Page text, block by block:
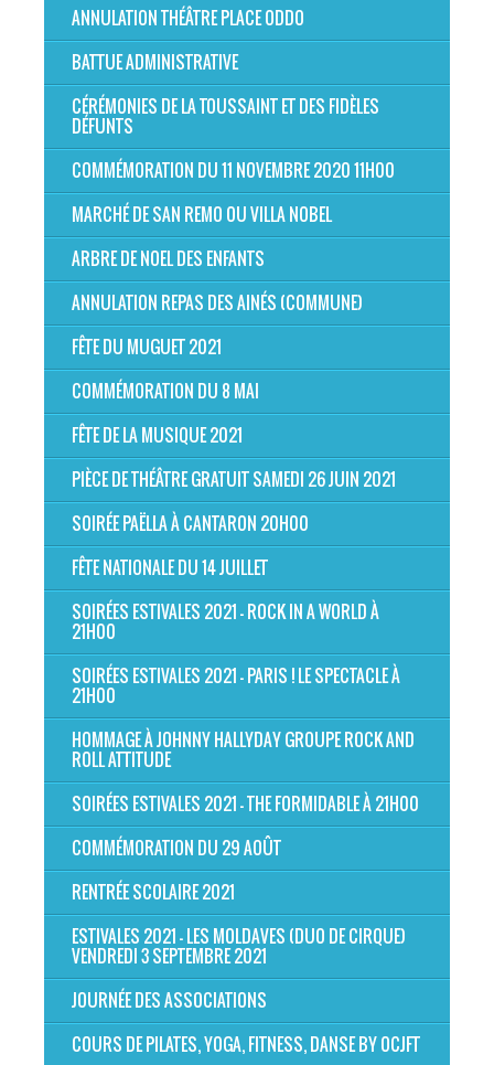
ANNULATION THÉÂTRE PLACE ODDO
BATTUE ADMINISTRATIVE
CÉRÉMONIES DE LA TOUSSAINT ET DES FIDÈLES
DÉFUNTS
COMMÉMORATION DU 11 NOVEMBRE 2020 11H00
MARCHÉ DE SAN REMO OU VILLA NOBEL
ARBRE DE NOEL DES ENFANTS
ANNULATION REPAS DES AINÉS (COMMUNE)
FÊTE DU MUGUET 2021
COMMÉMORATION DU 8 MAI
FÊTE DE LA MUSIQUE 2021
PIÈCE DE THÉÂTRE GRATUIT SAMEDI 26 JUIN 2021
SOIRÉE PAËLLA À CANTARON 20H00
FÊTE NATIONALE DU 14 JUILLET
SOIRÉES ESTIVALES 2021 - ROCK IN A WORLD À
21H00
SOIRÉES ESTIVALES 2021 - PARIS ! LE SPECTACLE À
21H00
HOMMAGE À JOHNNY HALLYDAY GROUPE ROCK AND
ROLL ATTITUDE
SOIRÉES ESTIVALES 2021 - THE FORMIDABLE À 21H00
COMMÉMORATION DU 29 AOÛT
RENTRÉE SCOLAIRE 2021
ESTIVALES 2021 - LES MOLDAVES (DUO DE CIRQUE)
VENDREDI 3 SEPTEMBRE 2021
JOURNÉE DES ASSOCIATIONS
COURS DE PILATES, YOGA, FITNESS, DANSE BY OCJFT